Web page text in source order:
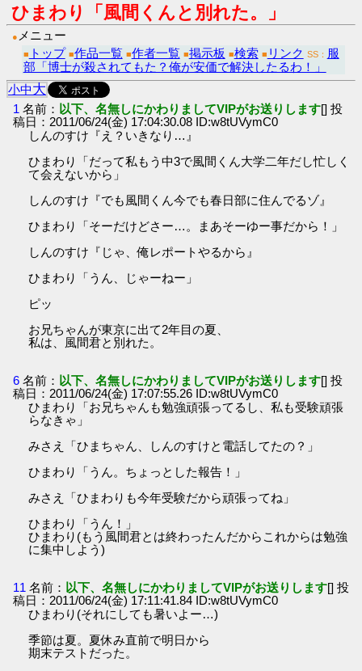
ひまわり「風間くんと別れた。」
● メニュー
■ トップ ■作品一覧 ■作者一覧 ■掲示板 ■検索 ■ リンク SS： 服
部「博士が殺されてもた？俺が安価で解決したるわ！」
小中大
1 名前： 以下、名無しにかわりましてVIPがお送りします[] 投
稿日：2011/06/24(金) 17:04:30.08 ID:w8tUVymC0
しんのすけ『え？いきなり…』
ひまわり「だって私もう中3で風間くん大学二年だし忙しく
て会えないから」
しんのすけ『でも風間くん今でも春日部に住んでるゾ』
ひまわり「そーだけどさー…。まあそーゆー事だから！」
しんのすけ『じゃ、俺レポートやるから』
ひまわり「うん、じゃーねー」
ピッ
お兄ちゃんが東京に出て2年目の夏、
私は、風間君と別れた。
6 名前： 以下、名無しにかわりましてVIPがお送りします[] 投
稿日：2011/06/24(金) 17:07:55.26 ID:w8tUVymC0
ひまわり「お兄ちゃんも勉強頑張ってるし、私も受験頑張
らなきゃ」
みさえ「ひまちゃん、しんのすけと電話してたの？」
ひまわり「うん。ちょっとした報告！」
みさえ「ひまわりも今年受験だから頑張ってね」
ひまわり「うん！」
ひまわり(もう風間君とは終わったんだからこれからは勉強
に集中しよう)
11 名前： 以下、名無しにかわりましてVIPがお送りします[] 投
稿日：2011/06/24(金) 17:11:41.84 ID:w8tUVymC0
ひまわり(それにしても暑いよー…)
季節は夏。夏休み直前で明日から
期末テストだった。